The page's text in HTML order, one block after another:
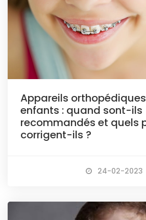
Appareils
enfants : quand sont-ils
recommandés et quels
corrigent-ils ?
24-02-2023